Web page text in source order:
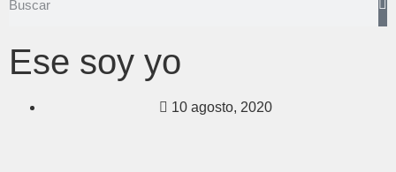
Ese soy yo
10 agosto, 2020